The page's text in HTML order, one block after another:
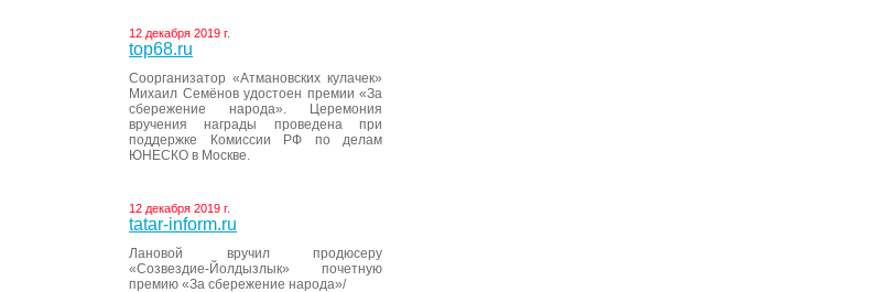
12 декабря 2019 г.
top68.ru
Соорганизатор «Атмановских кулачек»
Михаил Семёнов удостоен премии «За
сбережение народа». Церемония
вручения награды проведена при
поддержке Комиссии РФ по делам
ЮНЕСКО в Москве.
12 декабря 2019 г.
tatar-inform.ru
Лановой вручил продюсеру
«Созвездие-Йолдызлык» почетную
премию «За сбережение народа»/